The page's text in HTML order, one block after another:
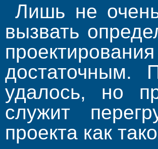
Лишь не
вызвать
достаточным.
удалось, но
служит
проекта как